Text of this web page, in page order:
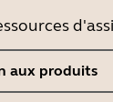
aux produits